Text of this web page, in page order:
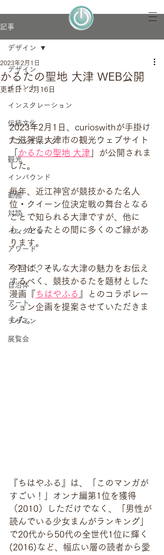
記事
デザイン
イベント
インスタレーション
伝統文化
ブランディング
観光
インバウンド
動画
対談
インタビュー
アワード
アウトバウンド
自治体
アート
デザイン
展覧会
デザイン
かるたの聖地 大津 WEB公開
2023年2月1日
更新日：2月16日
2023年2月1日、curioswithが手掛け
た滋賀県大津市の観光ウェブサイト
かるたの聖地 大津 」が公開されま
した。
毎年、近江神宮が競技かるた名人
位・クイーン位決定戦の舞台となる
ことで知られる大津ですが、他に
も、かるたとの間に多くのご縁があ
ります。
今回は、そんな大津の魅力をお伝え
するべく、競技かるたを題材とした
漫画『ちはやふる
』とのコラボレー
ション企画を提案させていただきま
した。
『ちはやふる』は、「このマンガが
すごい！」オンナ編第1位を獲得
（2010）しただけでなく、「男性が
読んでいる少女まんがランキング」
で20代から50代の全世代1位に輝く
(2016)など、幅広い層の読者から愛